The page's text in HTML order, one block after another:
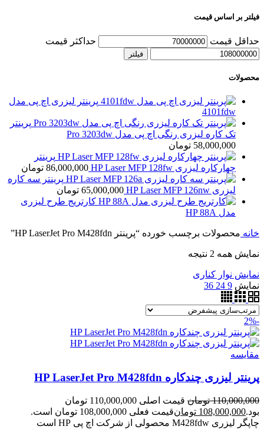
فیلتر بر اساس قیمت
حداقل قیمت حداکثر قیمت
فیلتر
محصولات
پرینتر لیزری اچ پی مدل
4101fdw
پرینتر
تک کاره لیزری رنگی اچ پی مدل Pro 3203dw
58,000,000 تومان
پرینتر
چهارکاره لیزری HP Laser MFP 128fw
86,000,000 تومان
پرینتر سه کاره
لیزری HP Laser MFP 126nw
65,000,000 تومان
کارتریج طرح لیزری
مدل HP 88A
خانه محصولات برچسب خورده “پرینتر HP LaserJet Pro M428fdn”
نمایش همه 2 نتیجه
نمایش نوار کناری
نمایش 9
24
36
-2%
مقايسه
پرینتر لیزری چندکاره HP LaserJet Pro M428fdn
110,000,000 تومان
قیمت اصلی 110,000,000 تومان
بود.108,000,000 تومانقیمت فعلی 108,000,000 تومان است.
چاپگر لیزری M428fdw محصولی از شرکت اچ پی HP است